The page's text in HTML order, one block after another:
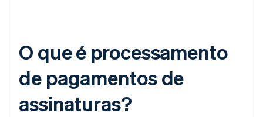
O que é processamento
de pagamentos de
assinaturas?